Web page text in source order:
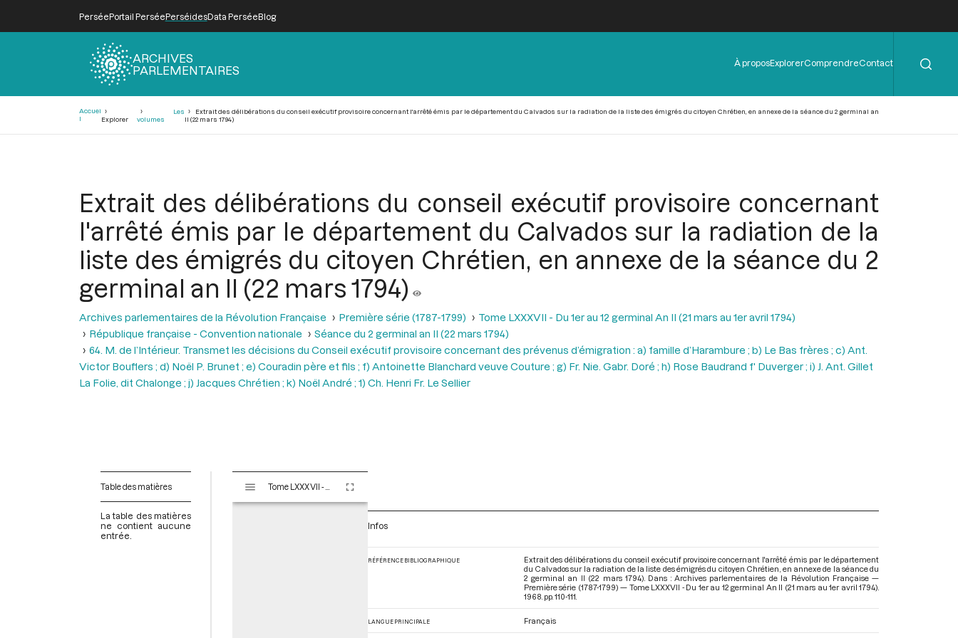
PerséePortail PerséePerséidesData PerséeBlog
ARCHIVES
PARLEMENTAIRES
Menu
de
À proposExplorerComprendreContact
Accuei
l
Explorer
Les
volumes
Extrait des délibérations du conseil exécutif provisoire concernant l'arrêté émis par le département du Calvados sur la radiation de la liste des émigrés du citoyen Chrétien, en annexe de la séance du 2 germinal an
II (22 mars 1794)
Extrait des délibérations du conseil exécutif provisoire concernant
l'arrêté émis par le département du Calvados sur la radiation de la
liste des émigrés du citoyen Chrétien, en annexe de la séance du 2
germinal an II (22 mars 1794)
Archives parlementaires de la Révolution Française Première série (1787-1799)
Tome LXXXVII - Du 1er au 12 germinal An II (21 mars au 1er avril 1794)
République française - Convention nationale
Séance du 2 germinal an II (22 mars 1794)
64. M. de l’Intérieur. Transmet les décisions du Conseil exécutif provisoire concernant des prévenus d’émigration : a) famille d’Harambure ; b) Le Bas frères ; c) Ant.
Victor Bouflers ; d) Noël P. Brunet ; e) Couradin père et fils ; f) Antoinette Blanchard veuve Couture ; g) Fr. Nie. Gabr. Doré ; h) Rose Baudrand f' Duverger ; i) J. Ant. Gillet
La Folie, dit Chalonge ; j) Jacques Chrétien ; k) Noël André ; 1) Ch. Henri Fr. Le Sellier
Table des matières
La table des matières
ne contient aucune
entrée.
s
Infos
RÉFÉRENCE BIBLIOGRAPHIQUE
Extrait des délibérations du conseil exécutif provisoire concernant l'arrêté émis par le département
du Calvados sur la radiation de la liste des émigrés du citoyen Chrétien, en annexe de la séance du
2 germinal an II (22 mars 1794). Dans : Archives parlementaires de la Révolution Française —
Première série (1787-1799) — Tome LXXXVII - Du 1er au 12 germinal An II (21 mars au 1er avril 1794)
1968. pp. 110-111.
LANGUE PRINCIPALE Français